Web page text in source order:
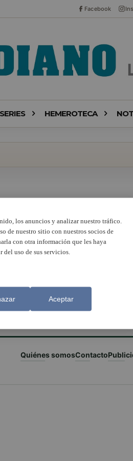
Facebook
SERIES HEMEROTECA
Quiénes somosContacto
los anuncios y analizar nuestro tráfico.
de nuestro sitio con nuestros socios de
con otra información que les haya
uso de sus servicios.
Aceptar